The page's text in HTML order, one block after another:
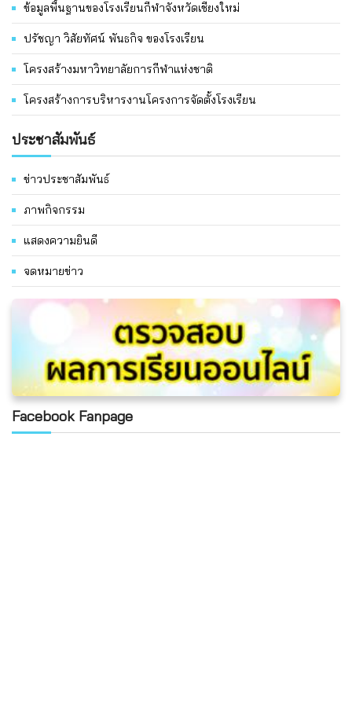
ข้อมูลพื้นฐานของโรงเรียนกีฬาจังหวัดเชียงใหม่
ปรัชญา วิสัยทัศน์ พันธกิจ ของโรงเรียน
โครงสร้างมหาวิทยาลัยการกีฬาแห่งชาติ
โครงสร้างการบริหารงานโครงการจัดตั้งโรงเรียน
ประชาสัมพันธ์
ข่าวประชาสัมพันธ์
ภาพกิจกรรม
แสดงความยินดี
จดหมายข่าว
Facebook Fanpage